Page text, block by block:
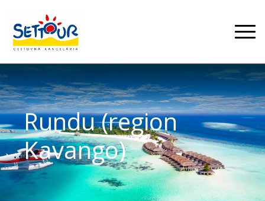
Rundu (region
Kavango)